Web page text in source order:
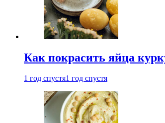
Как покрасить яйца
1 год спустя1 год спустя